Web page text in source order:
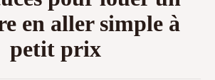
en aller simple à
petit prix